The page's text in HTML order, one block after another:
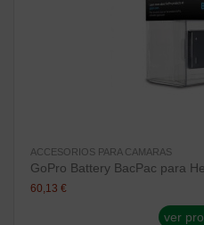
ACCESORIOS PARA CAMARAS
GoPro Battery BacPac para
60,13 €
ver